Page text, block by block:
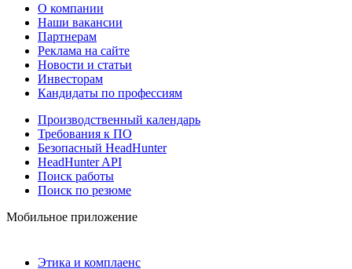
О компании
Наши вакансии
Партнерам
Реклама на сайте
Новости и статьи
Инвесторам
Кандидаты по профессиям
Производственный календарь
Требования к ПО
Безопасный HeadHunter
HeadHunter API
Поиск работы
Поиск по резюме
Мобильное приложение
Этика и комплаенс